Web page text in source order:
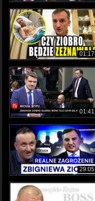
01:17
01:41
29:05